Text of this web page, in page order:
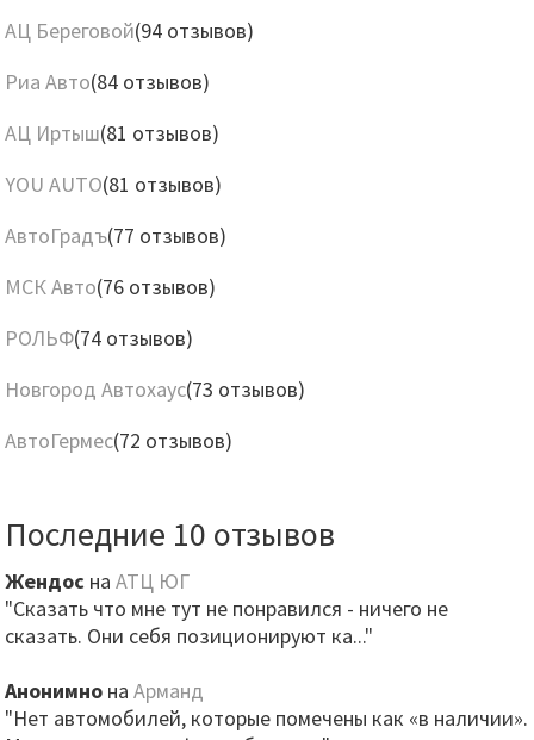
АЦ Береговой(94 отзывов)
Риа Авто(84 отзывов)
АЦ Иртыш(81 отзывов)
YOU AUTO(81 отзывов)
АвтоГрадъ(77 отзывов)
МСК Авто(76 отзывов)
РОЛЬФ(74 отзывов)
Новгород Автохаус(73 отзывов)
АвтоГермес(72 отзывов)
Последние 10 отзывов
Жендос наАТЦ ЮГ
"Сказать что мне тут не понравился - ничего не
сказать. Они себя позиционируют ка..."
Анонимно наАрманд
"Нет автомобилей, которые помечены как «в наличии».